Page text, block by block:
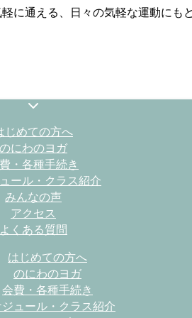
に通える、日々の気軽な運動にも
じめての方へ
のにわのヨガ
・各種手続き
ール・クラス紹介
みんなの声
アクセス
よくある質問
はじめての方へ
のにわのヨガ
会費・各種手続き
ュール・クラス紹介